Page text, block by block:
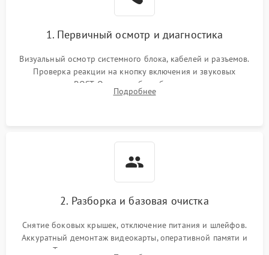
1. Первичный осмотр и диагностика
Визуальный осмотр системного блока, кабелей и разъемов.
Проверка реакции на кнопку включения и звуковых
сигналов POST. Оценка работы блока питания для
локализации базовых неисправностей без полного разбора.
Подробнее
2. Разборка и базовая очистка
Снятие боковых крышек, отключение питания и шлейфов.
Аккуратный демонтаж видеокарты, оперативной памяти и
кулеров. Тщательная очистка корпуса и радиаторов от пыли